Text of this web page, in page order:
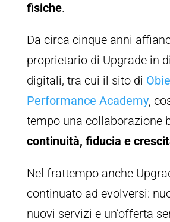
fisiche.
Da circa cinque anni
proprietario di Upgrade in
digitali, tra cui il sito di
Performance Academy,
tempo una collaborazione
continuità, fiducia e
Nel frattempo anche
continuato ad evolversi:
nuovi servizi e un’offerta